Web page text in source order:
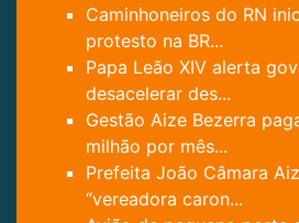
Caminhoneiros do RN
protesto na BR...
Papa Leão XIV alerta
desacelerar des...
Gestão Aize Bezerra
milhão por mês...
Prefeita João Câmara
“vereadora caron...